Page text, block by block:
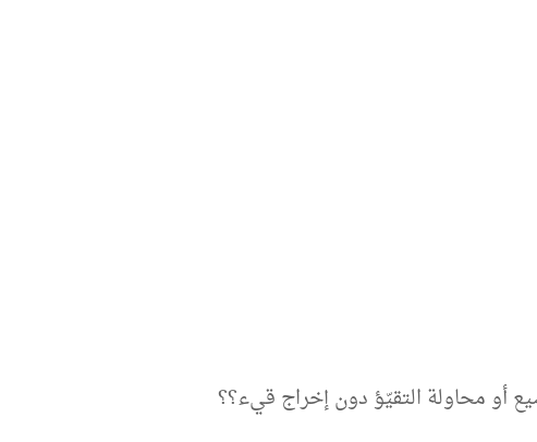
أو محاولة التقيّؤ دون إخراج قيء؟؟